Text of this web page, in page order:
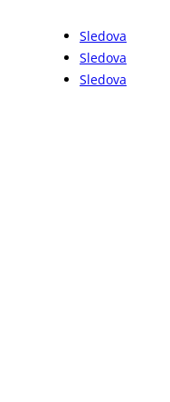
Sledova
Sledova
Sledova